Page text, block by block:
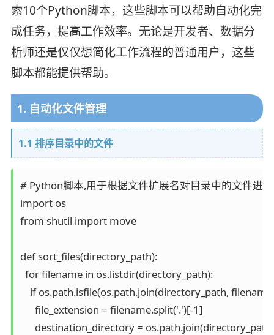
索10个Python脚本，这些脚本可以帮助自动化完
成任务，提高工作效率。无论是开发者、数据分
析师还是仅仅想简化工作流程的普通用户，这些
脚本都能提供帮助。
1. 自动化文件管理
1.1 排序目录中的文件
# Python脚本,用于根据文件扩展名对目录中的文件进
import os
from shutil import move
def sort_files(directory_path):
  for filename in os.listdir(directory_path):
if os.path.isfile(os.path.join(directory_path,
      file_extension = filename.split('.')[-1]
destination_directory =